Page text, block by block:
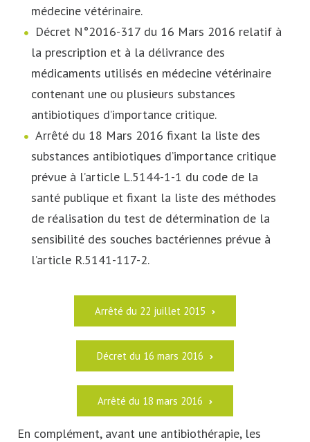
médecine vétérinaire.
Décret N°2016-317 du 16 Mars 2016 relatif à
la prescription et à la délivrance des
médicaments utilisés en médecine vétérinaire
contenant une ou plusieurs substances
antibiotiques d’importance critique.
Arrêté du 18 Mars 2016 fixant la liste des
substances antibiotiques d’importance critique
prévue à l’article L.5144-1-1 du code de la
santé publique et fixant la liste des méthodes
de réalisation du test de détermination de la
sensibilité des souches bactériennes prévue à
l’article R.5141-117-2.
Arrêté du 22 juillet 2015
Décret du 16 mars 2016
Arrêté du 18 mars 2016
En complément, avant une antibiothérapie, les